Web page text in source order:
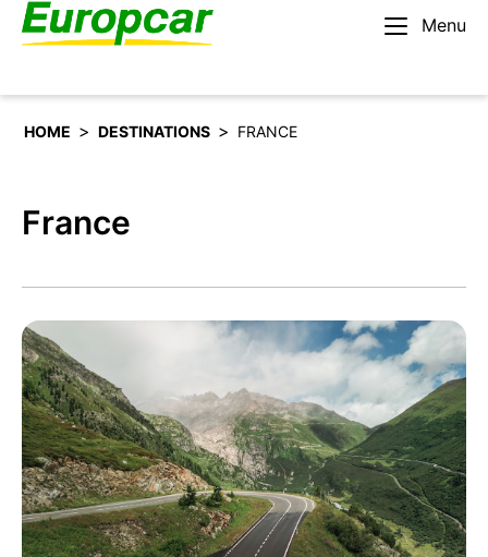
Menu
Français – BE
HOME > DESTINATIONS > FRANCE
France